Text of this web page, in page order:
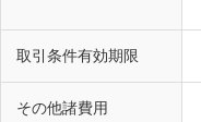
取引条件有効期限
その他諸費用